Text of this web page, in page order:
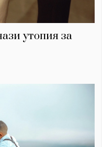
утопия за
за